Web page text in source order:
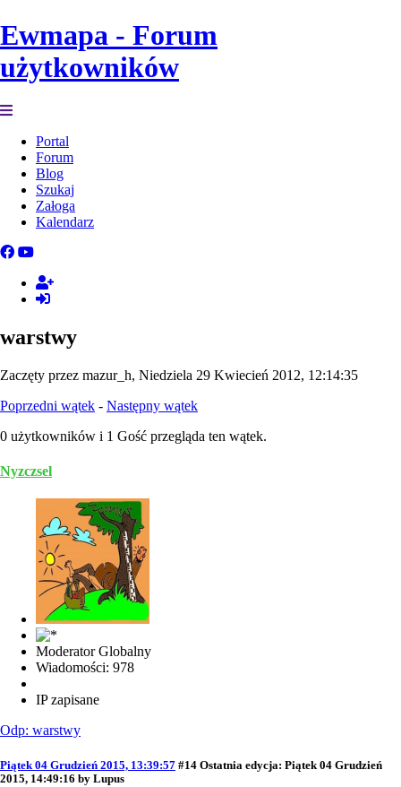
Ewmapa - Forum
użytkowników
Portal
Forum
Blog
Szukaj
Załoga
Kalendarz
warstwy
Zaczęty przez mazur_h, Niedziela 29 Kwiecień 2012, 12:14:35
Poprzedni wątek - Następny wątek
0 użytkowników i 1 Gość przegląda ten wątek.
Nyzczsel
Moderator Globalny
Wiadomości: 978
IP zapisane
Odp: warstwy
Piątek 04 Grudzień 2015, 13:39:57 #14 Ostatnia edycja: Piątek 04 Grudzień
2015, 14:49:16 by Lupus